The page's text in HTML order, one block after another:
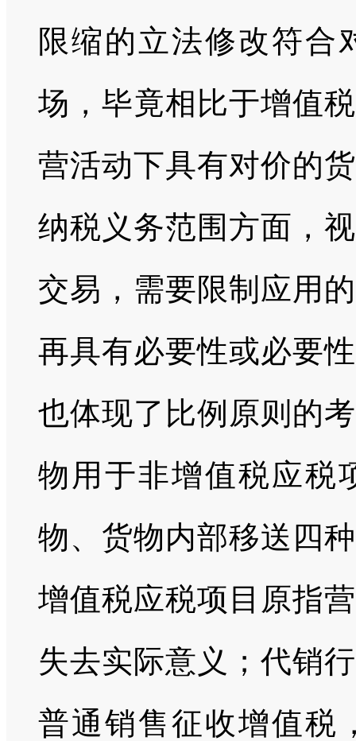
限缩的立法修改符合
场，毕竟相比于增值
营活动下具有对价的
纳税义务范围方面，
交易，需要限制应用
再具有必要性或必要
也体现了比例原则的
物用于非增值税应税
物、货物内部移送四
增值税应税项目原指
失去实际意义；代销
普通销售征收增值税